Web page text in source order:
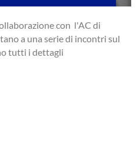
con l'AC di
a una serie di incontri sul
tutti i dettagli